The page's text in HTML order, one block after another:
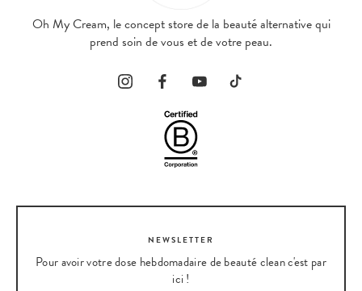
Oh My Cream, le concept store de la beauté alternative qui
prend soin de vous et de votre peau.
NEWSLETTER
Pour avoir votre dose hebdomadaire de beauté clean c'est par
ici !